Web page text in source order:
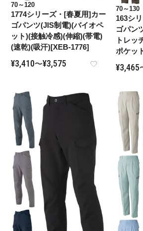
70～120
1774シリーズ・[春夏用]カー
ゴパンツ(JIS制電)(バイオペ
ット)(接触冷感)(伸縮)(帯電)
(速乾)(吸汗)[XEB-1776]
¥3,410〜¥3,575
70～130
163シ
ゴパン
トレッ
ポケッ
¥3,465